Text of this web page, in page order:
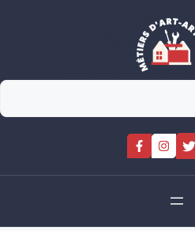
Rechercher